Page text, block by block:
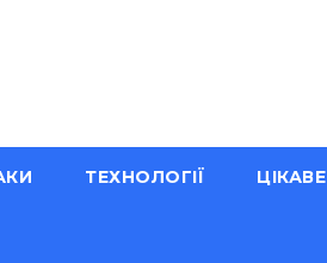
ТЕХНОЛОГІЇ ЦІКАВЕ